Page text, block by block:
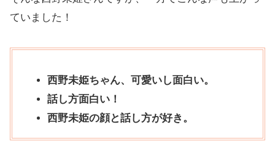
ていました！
西野未姫ちゃん、可愛いし面白い。
話し方面白い！
西野未姫の顔と話し方が好き。